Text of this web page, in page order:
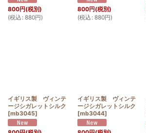
800円(税別)
(税込 : 880円)
800円(税別)
(税込 : 880円)
イギリス製 ヴィンテ
ージシガレットシルク
[mb3045]
イギリス製 ヴィンテ
ージシガレットシルク
[mb3044]